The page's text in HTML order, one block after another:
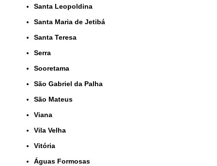
Santa Leopoldina
Santa Maria de Jetibá
Santa Teresa
Serra
Sooretama
São Gabriel da Palha
São Mateus
Viana
Vila Velha
Vitória
Águas Formosas